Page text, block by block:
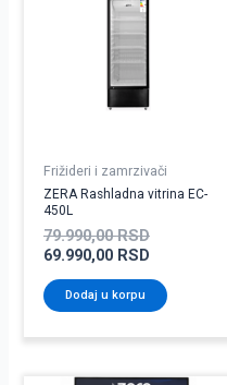
Frižideri i zamrzivači
ZERA Rashladna vitrina EC-
450L
79.990,00RSD
69.990,00 RSD
Dodaj u korpu